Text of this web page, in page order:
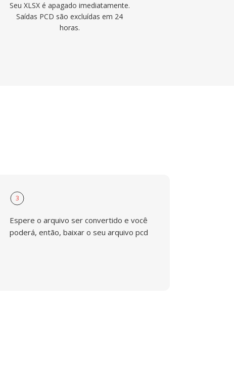
Seu XLSX é apagado imediatamente.
Saídas PCD são excluídas em 24
horas.
3
Espere o arquivo ser convertido e você
poderá, então, baixar o seu arquivo pcd